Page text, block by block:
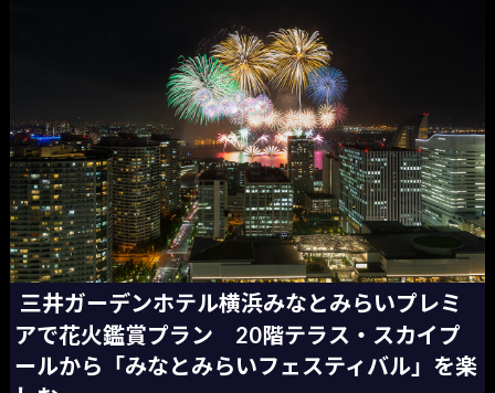
三井ガーデンホテル横浜みなとみらいプレミ
アで花火鑑賞プラン 20階テラス・スカイプ
ールから「みなとみらいフェスティバル」を楽